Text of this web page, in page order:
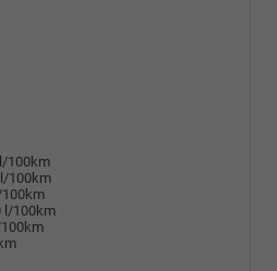
100km
100km
l/100km